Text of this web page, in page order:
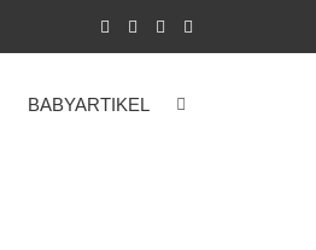
BABYARTIKEL